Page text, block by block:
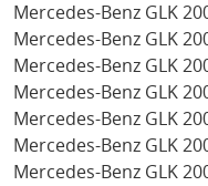
Mercedes-Benz GLK
Mercedes-Benz GLK
Mercedes-Benz GLK
Mercedes-Benz GLK
Mercedes-Benz GLK
Mercedes-Benz GLK
Mercedes-Benz GLK